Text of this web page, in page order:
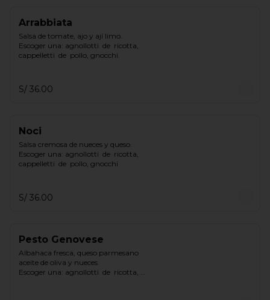
Arrabbiata
Salsa de tomate, ajo y ají limo.
Escoger una: agnollotti  de  ricotta,
cappelletti  de  pollo, gnocchi.
S/ 36.00
Noci
Salsa cremosa de nueces y queso.
Escoger una: agnollotti  de  ricotta,
cappelletti  de  pollo, gnocchi
S/ 36.00
Pesto Genovese
Albahaca fresca, queso parmesano
aceite de oliva y nueces.
Escoger una: agnollotti  de  ricotta,